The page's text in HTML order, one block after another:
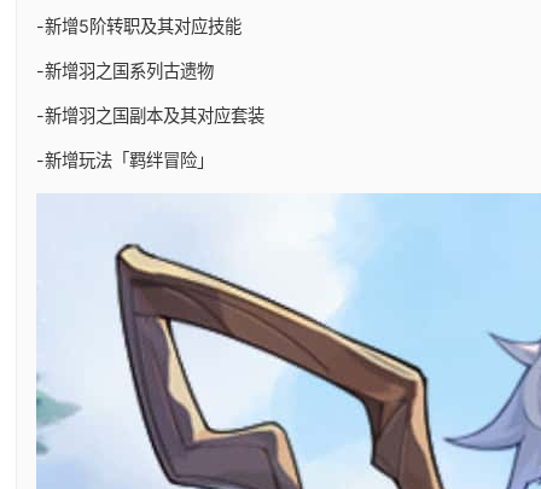
-新增5阶转职及其对应技能
-新增羽之国系列古遗物
-新增羽之国副本及其对应套装
-新增玩法「羁绊冒险」